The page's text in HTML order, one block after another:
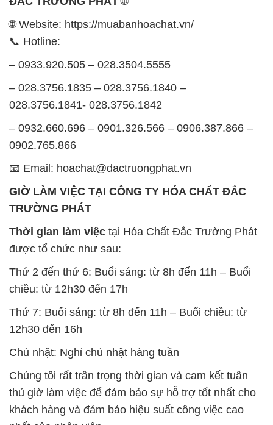
028.3756.1841- 028.3756.1842
0902.765.866
📧 Email: hoachat@dactruongphat.vn
TRƯỜNG PHÁT
được tổ chức như sau:
Thứ 2 đến thứ 6: Buổi sáng: từ 8h đến 11h – Buổi
chiều: từ 12h30 đến 17h
Thứ 7: Buổi sáng: từ 8h đến 11h – Buổi chiều: từ
12h30 đến 16h
Chủ nhật: Nghỉ chủ nhật hàng tuần
thủ giờ làm việc để đảm bảo sự hỗ trợ tốt nhất cho
khách hàng và đảm bảo hiệu suất công việc cao
nhất của nhân viên.
BẢN ĐỒ MAP TẠI CÔNG TY HÓA CHẤT ĐẮC
TRƯỜNG PHÁT
ĐỊA CHỈ: 1229C Quốc lộ 1A, Phường Bình Trị